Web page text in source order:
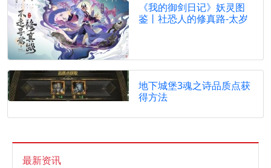
《我的御剑日记》妖灵图
鉴丨社恐人的修真路-太岁
地下城堡3魂之诗品质点获
得方法
最新资讯